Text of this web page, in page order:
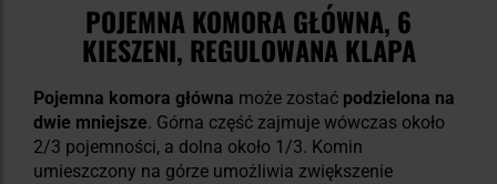
POJEMNA KOMORA GŁÓWNA, 6
KIESZENI, REGULOWANA KLAPA
Pojemna komora główna może zostać podzielona na
dwie mniejsze. Górna część zajmuje wówczas około
2/3 pojemności, a dolna około 1/3. Komin
umieszczony na górze umożliwia zwiększenie